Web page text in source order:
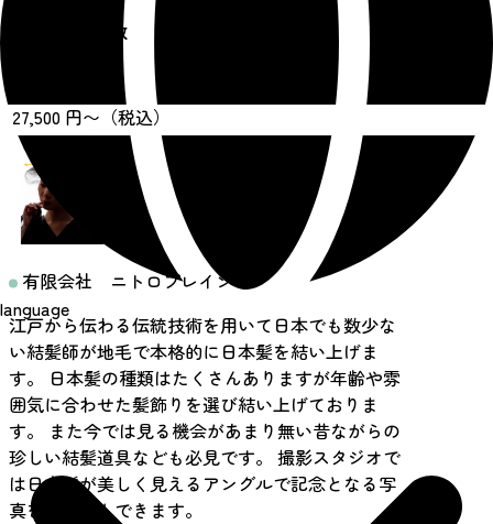
language
遂行人数
27,500 円〜（税込）
有限会社 ニトロブレイン
江戸から伝わる伝統技術を用いて日本でも数少な
い結髪師が地毛で本格的に日本髪を結い上げま
す。 日本髪の種類はたくさんありますが年齢や雰
囲気に合わせた髪飾りを選び結い上げておりま
す。 また今では見る機会があまり無い昔ながらの
珍しい結髪道具なども必見です。 撮影スタジオで
は日本髪が美しく見えるアングルで記念となる写
真を残す事もできます。